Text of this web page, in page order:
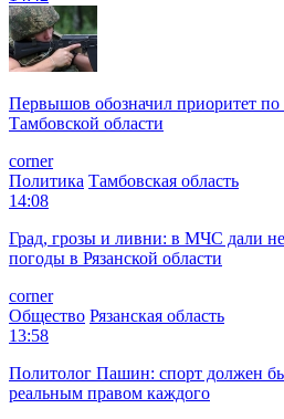
Первышов обозначил приоритет
Тамбовской области
corner
Политика Тамбовская область
14:08
Град, грозы и ливни: в МЧС дали
погоды в Рязанской области
corner
Общество Рязанская область
13:58
Политолог Пашин: спорт должен
реальным правом каждого